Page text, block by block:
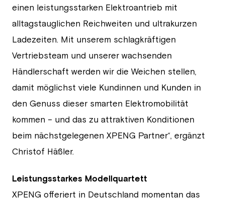
einen leistungsstarken Elektroantrieb mit
alltagstauglichen Reichweiten und ultrakurzen
Ladezeiten. Mit unserem schlagkräftigen
Vertriebsteam und unserer wachsenden
Händlerschaft werden wir die Weichen stellen,
damit möglichst viele Kundinnen und Kunden in
den Genuss dieser smarten Elektromobilität
kommen – und das zu attraktiven Konditionen
beim nächstgelegenen XPENG Partner“, ergänzt
Christof Häßler.
Leistungsstarkes Modellquartett
XPENG offeriert in Deutschland momentan das